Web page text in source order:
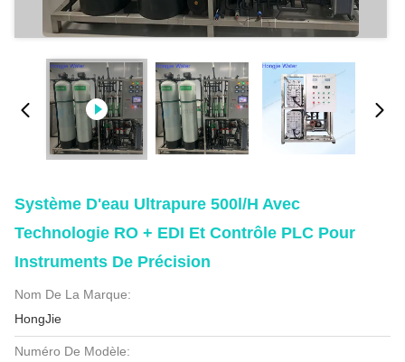
Système D'eau Ultrapure 500l/h Avec
Technologie RO + EDI Et Contrôle PLC Pour
Instruments De Précision
Nom De La Marque:
HongJie
Numéro De Modèle: